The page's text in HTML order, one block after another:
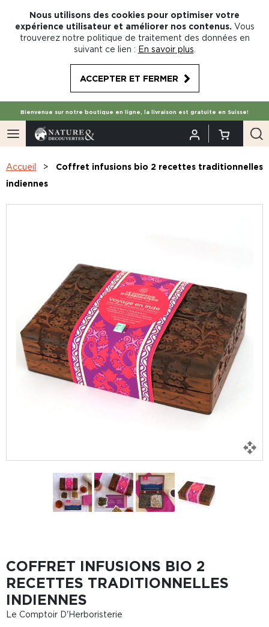
Nous utilisons des cookies pour optimiser votre
expérience utilisateur et améliorer nos contenus. Vous
trouverez notre politique de traitement des données en
suivant ce lien : En savoir plus
ACCEPTER ET FERMER
Bienvenue sur notre boutique en ligne, la livraison est gratuite en Suisse!
Accueil
Coffret infusions bio 2 recettes traditionnelles
indiennes
COFFRET INFUSIONS BIO 2
RECETTES TRADITIONNELLES
INDIENNES
Le Comptoir D'Herboristerie